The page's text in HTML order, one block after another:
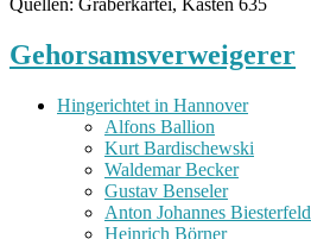
Gehorsamsverweigerer
Hingerichtet in Hannover
Alfons Ballion
Kurt Bardischewski
Waldemar Becker
Gustav Benseler
Anton Johannes Biesterfeld
Heinrich Börner